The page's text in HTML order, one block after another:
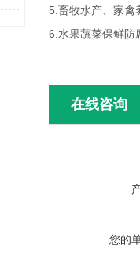
5.畜牧水产、家禽
6.水果蔬菜保鲜防
在线咨询
您的